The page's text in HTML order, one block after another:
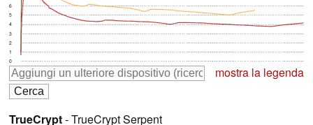
0
1
2
3
4
5
6
mostra la legenda
TrueCrypt- TrueCrypt Serpent